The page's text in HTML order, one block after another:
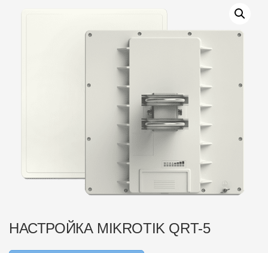
НАСТРОЙКА MIKROTIK QRT-5